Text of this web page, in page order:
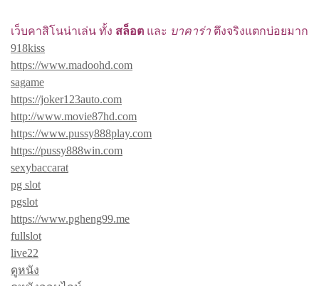
เว็บคาสิโนน่าเล่น ทั้ง สล็อต และ บาคาร่า ตึงจริงแตกบ่อยมาก
918kiss
https://www.madoohd.com
sagame
https://joker123auto.com
http://www.movie87hd.com
https://www.pussy888play.com
https://pussy888win.com
sexybaccarat
pg slot
pgslot
https://www.pgheng99.me
fullslot
live22
ดูหนัง